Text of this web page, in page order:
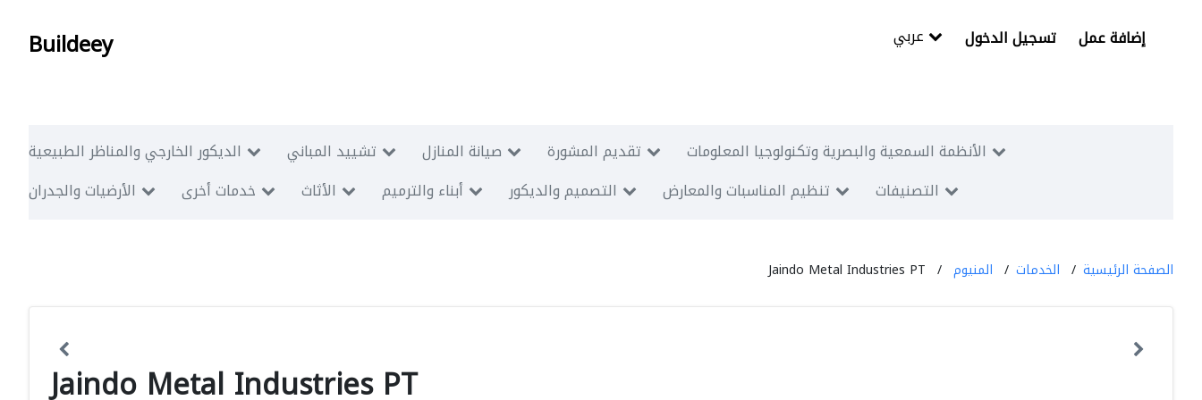
Buildeey تسجيل الدخول إضافة عمل
الديكور الخارجي والمناظر الطبيعية تشييد المباني صيانة المنازل تقديم المشورة
الأنظمة السمعية والبصرية وتكنولوجيا المعلومات
الأرضيات والجدران
خدمات أخرى الأثاث أبناء والترميم التصميم والديكور تنظيم المناسبات والمعارض التصنيفات
الصفحة الرئيسية الخدمات المنيوم Jaindo Metal Industries PT
Jaindo Metal Industries PT